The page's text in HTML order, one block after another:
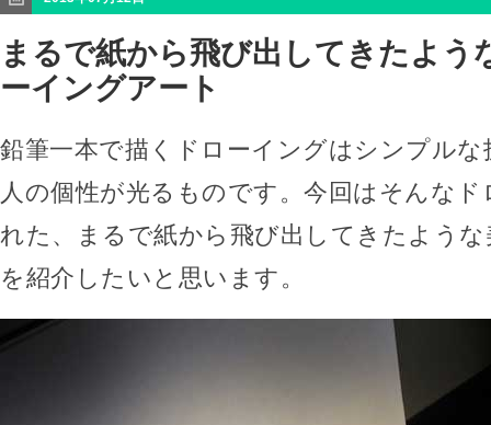
まるで紙から飛び出してきたよう
ーイングアート
鉛筆一本で描くドローイングはシンプル
人の個性が光るものです。今回はそんな
れた、まるで紙から飛び出してきたよう
を紹介したいと思います。